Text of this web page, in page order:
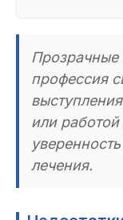
профессия
или
лечения.